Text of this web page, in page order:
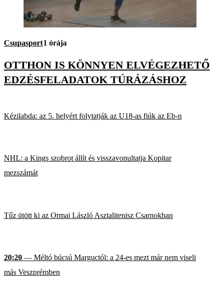
Csupasport1 órája
OTTHON IS KÖNNYEN ELVÉGEZHETŐ
EDZÉSFELADATOK TÚRÁZÁSHOZ
Kézilabda: az 5. helyért folytatják az U18-as fiúk az Eb-n
NHL: a Kings szobrot állít és visszavonultatja Kopitar
mezszámát
Tűz ütött ki az Ormai László Asztalitenisz Csarnokban
20:20 — Méltó búcsú Marguctól: a 24-es mezt már nem viseli
más Veszprémben